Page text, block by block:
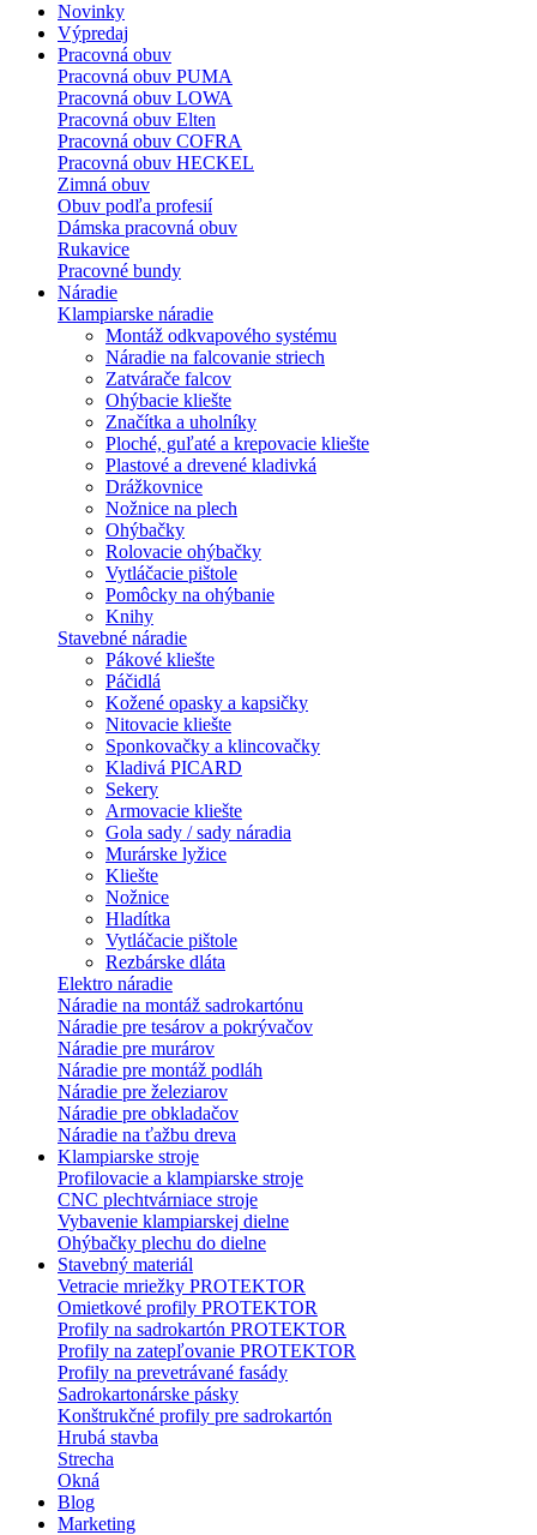
Novinky
Výpredaj
Pracovná obuv
Pracovná obuv PUMA
Pracovná obuv LOWA
Pracovná obuv Elten
Pracovná obuv COFRA
Pracovná obuv HECKEL
Zimná obuv
Obuv podľa profesií
Dámska pracovná obuv
Rukavice
Pracovné bundy
Náradie
Klampiarske náradie
Montáž odkvapového systému
Náradie na falcovanie striech
Zatvárače falcov
Ohýbacie kliešte
Značítka a uholníky
Ploché, guľaté a krepovacie kliešte
Plastové a drevené kladivká
Drážkovnice
Nožnice na plech
Ohýbačky
Rolovacie ohýbačky
Vytláčacie pištole
Pomôcky na ohýbanie
Knihy
Stavebné náradie
Pákové kliešte
Páčidlá
Kožené opasky a kapsičky
Nitovacie kliešte
Sponkovačky a klincovačky
Kladivá PICARD
Sekery
Armovacie kliešte
Gola sady / sady náradia
Murárske lyžice
Kliešte
Nožnice
Hladítka
Vytláčacie pištole
Rezbárske dláta
Elektro náradie
Náradie na montáž sadrokartónu
Náradie pre tesárov a pokrývačov
Náradie pre murárov
Náradie pre montáž podláh
Náradie pre železiarov
Náradie pre obkladačov
Náradie na ťažbu dreva
Klampiarske stroje
Profilovacie a klampiarske stroje
CNC plechtvárniace stroje
Vybavenie klampiarskej dielne
Ohýbačky plechu do dielne
Stavebný materiál
Vetracie mriežky PROTEKTOR
Omietkové profily PROTEKTOR
Profily na sadrokartón PROTEKTOR
Profily na zatepľovanie PROTEKTOR
Profily na prevetrávané fasády
Sadrokartonárske pásky
Konštrukčné profily pre sadrokartón
Hrubá stavba
Strecha
Okná
Blog
Marketing